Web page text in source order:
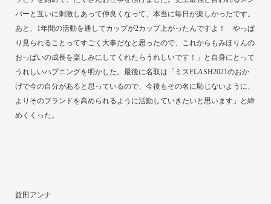
バーと互いに刺激しあって仲良くなって、本当に毎日が楽しかったです。
あと、1年間の活動を通してカップが2カップ上がったんですよ！ やっぱ
り見られることってすごく大事だなと思ったので、これからもみほりんの
おっぱいの成長を楽しみにしてくれたらうれしいです！」と自身にとって
うれしいハプニングを明かした。最後に名取は「ミスFLASH2021のおか
げで今の自分があると思っているので、今後もその名に恥じないように、
よりそのブランドを高められるように活動していきたいと思います」と締
めくくった。
益田アンナ